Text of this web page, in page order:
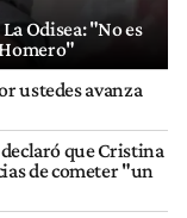
Odisea: "No es
ustedes avanza
que Cristina
de cometer "un